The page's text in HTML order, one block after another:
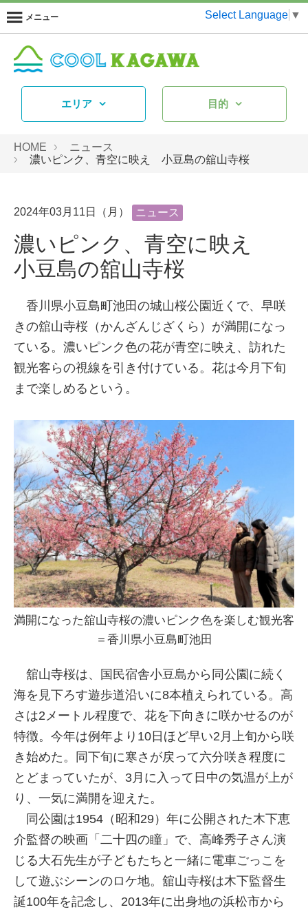
メニュー Select Language ▼
エリア 目的
HOME
ニュース
濃いピンク、青空に映え 小豆島の舘山寺桜
2024年03月11日（月） ニュース
濃いピンク、青空に映え
小豆島の舘山寺桜
香川県小豆島町池田の城山桜公園近くで、早咲
きの舘山寺桜（かんざんじざくら）が満開になっ
ている。濃いピンク色の花が青空に映え、訪れた
観光客らの視線を引き付けている。花は今月下旬
まで楽しめるという。
満開になった舘山寺桜の濃いピンク色を楽しむ観光客
＝香川県小豆島町池田
舘山寺桜は、国民宿舎小豆島から同公園に続く
海を見下ろす遊歩道沿いに8本植えられている。高
さは2メートル程度で、花を下向きに咲かせるのが
特徴。今年は例年より10日ほど早い2月上旬から咲
き始めた。同下旬に寒さが戻って六分咲き程度に
とどまっていたが、3月に入って日中の気温が上が
り、一気に満開を迎えた。
同公園は1954（昭和29）年に公開された木下恵
介監督の映画「二十四の瞳」で、高峰秀子さん演
じる大石先生が子どもたちと一緒に電車ごっこを
して遊ぶシーンのロケ地。舘山寺桜は木下監督生
誕100年を記念し、2013年に出身地の浜松市から